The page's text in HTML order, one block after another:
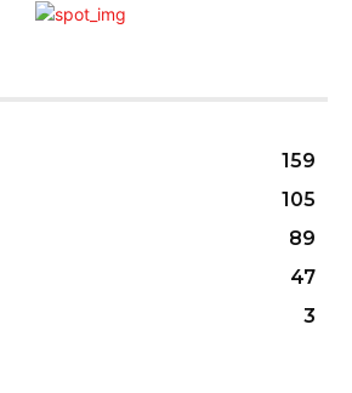
159
105
89
47
3